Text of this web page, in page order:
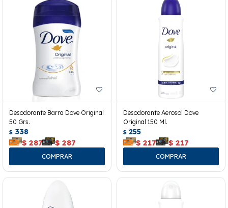
Desodorante Barra Dove Original
50 Grs.
$ 338
$ 287 $ 287
Desodorante Aerosol Dove
Original 150 Ml.
$ 255
$ 217 $ 217